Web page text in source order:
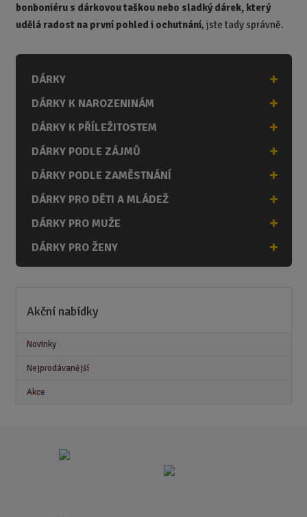
bonboniéru s dárkovou taškou nebo sladký dárek, který
udělá radost na první pohled i ochutnání, jste tady správně.
DÁRKY
DÁRKY K NAROZENINÁM
DÁRKY K PŘÍLEŽITOSTEM
DÁRKY PODLE ZÁJMŮ
DÁRKY PODLE ZAMĚSTNÁNÍ
DÁRKY PRO DĚTI A MLÁDEŽ
DÁRKY PRO MUŽE
DÁRKY PRO ŽENY
Akční nabídky
Novinky
Nejprodávanější
Akce